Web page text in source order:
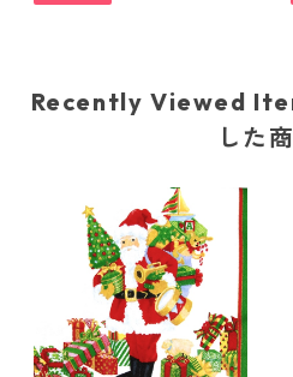
Recently Viewed
した